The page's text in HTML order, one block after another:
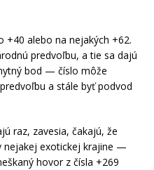
+40 alebo na nejakých +62.
predvoľbu, a tie sa dajú
bod — číslo môže
a stále byť podvod
raz, zavesia, čakajú, že
nejakej exotickej krajine —
hovor z čísla +269